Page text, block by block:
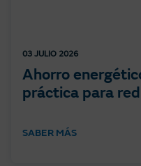
03 JULIO 2026
Ahorro
práctica para
SABER MÁS